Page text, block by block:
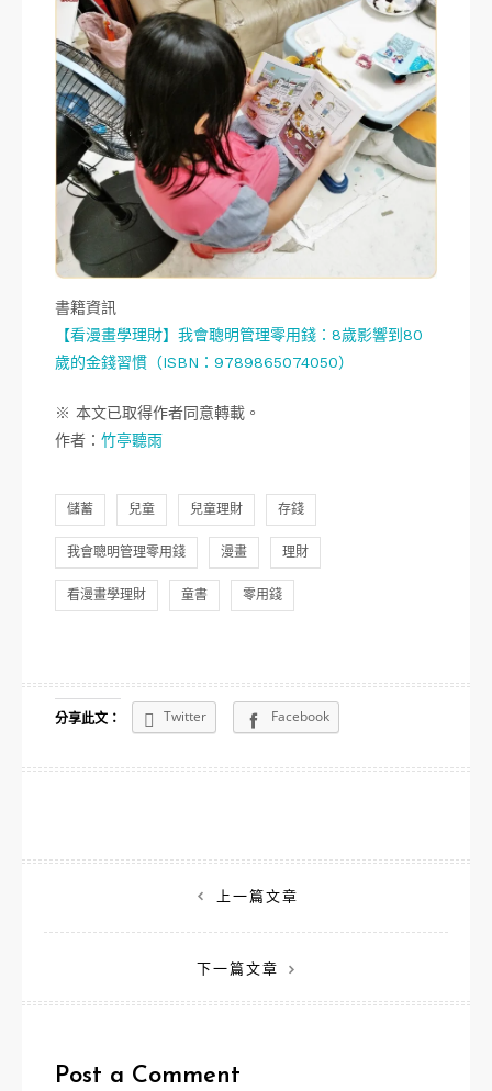
書籍資訊
【看漫畫學理財】我會聰明管理零用錢：8歲影響到80
歲的金錢習慣（ISBN：9789865074050）
※ 本文已取得作者同意轉載。
作者： 竹亭聽雨
儲蓄 兒童 兒童理財 存錢
我會聰明管理零用錢 漫畫 理財
看漫畫學理財 童書 零用錢
分享此文： Twitter Facebook
章
上一篇文章
下一篇文章
Post a Comment